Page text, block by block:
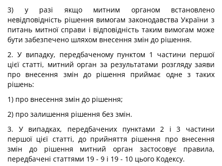
3) у разі якщо митним органом встановлено
невідповідність рішення вимогам законодавства України з
питань митної справи і відповідність таким вимогам може
бути забезпечено шляхом внесення змін до рішення.
2. У випадку, передбаченому пунктом 1 частини першої
цієї статті, митний орган за результатами розгляду заяви
про внесення змін до рішення приймає одне з таких
рішень:
1) про внесення змін до рішення;
2) про залишення рішення без змін.
3. У випадках, передбачених пунктами 2 і 3 частини
першої цієї статті, до прийняття рішення про внесення
змін до рішення митний орган застосовує правила,
передбачені статтями 19 - 9 і 19 - 10 цього Кодексу.